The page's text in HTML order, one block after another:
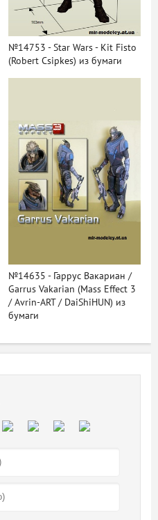
№14753 - Star Wars - Kit Fisto
(Robert Csipkes) из бумаги
№14635 - Гаррус Вакариан /
Garrus Vakarian (Mass Effect 3
/ Avrin-ART / DaiShiHUN) из
бумаги